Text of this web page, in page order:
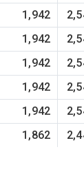
1,942
1,942
1,942
1,942
1,942
1,862